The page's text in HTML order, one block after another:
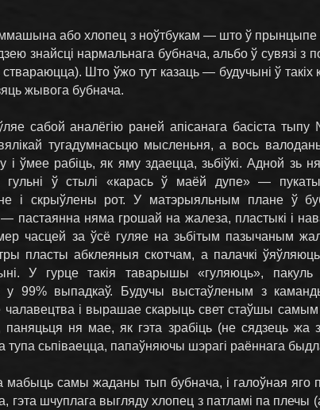
або хлопец з ноўтбукам — што ў прынцыпе
знайсці нармальнага бубнача, альбо ў сувязі з
Што ўжо тут казаць — будучыні ў
жывога бубнача.
сабой аналёгію раней апісанага басіста
тугадумнасьцю мысленьня, а вось
і ўмее рабіць, як яму здаецца, зьбіўкі. Адной
гульні ў стылі «карась ў маёй дупе» —
і скрыўлены рот.У матэрыяльным плане ў
пастаянна няма грошай на жалеза, пластыкі і
часцей за ўсё гуляе на зьбітым пазычаным
пласты абклеяныя скотчам, а палачкі
У гурце такія таварышы «гуляюць»,
у 99% выпадкаў. Будучы выстаўленым з
чалавецтва і вырашае скарыць свет стаўшы
ня мае, як гэта зрабіць (не сядзець жа
тупа сьпіваецца, папаўняючы шэрагі раённага
мабыць самы жаданы тып бубнача, і галоўная яго
гэта шчуплага выгляду хлопец з патламі па плечы